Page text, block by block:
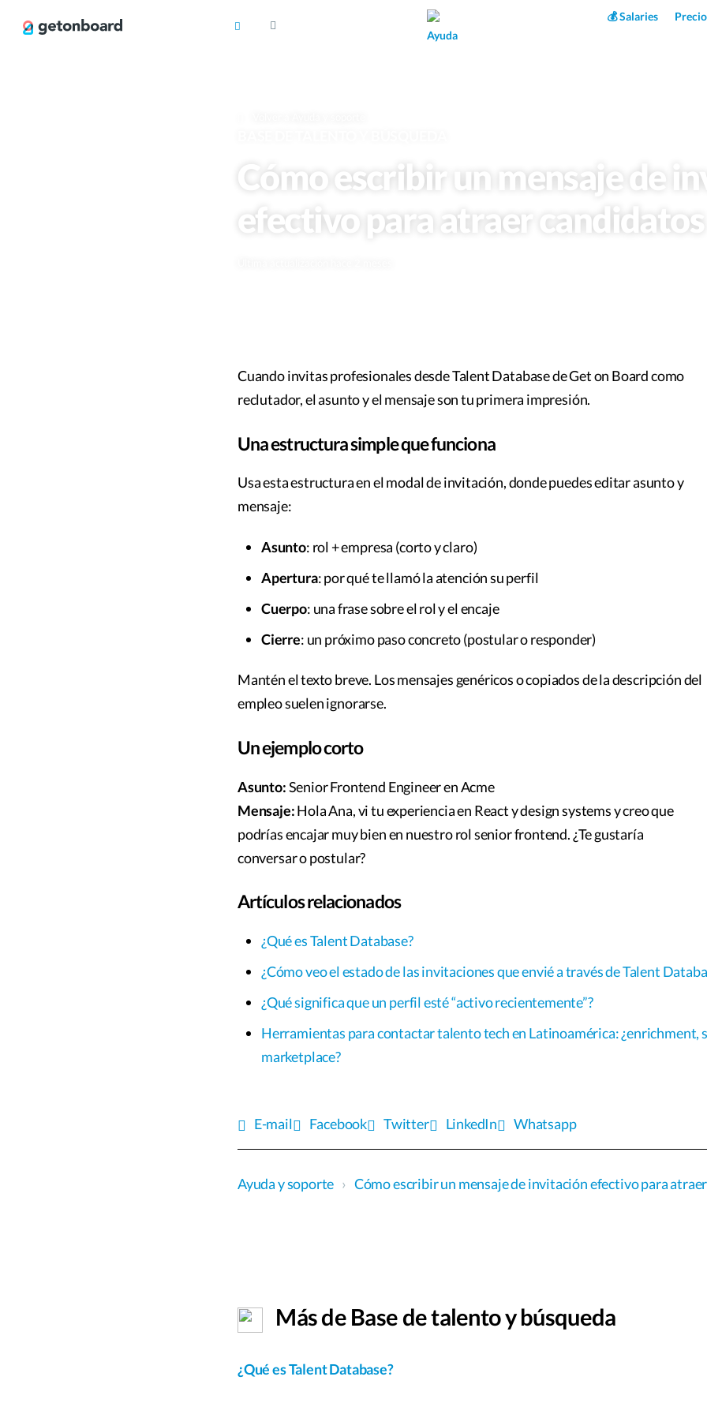
💰 Salaries
Ayuda
Cómo escribir un mensaje de
efectivo para atraer candidatos
Cuando invitas profesionales desde Talent Database de Get on Board como
reclutador, el asunto y el mensaje son tu primera impresión.
Una estructura simple que funciona
Usa esta estructura en el modal de invitación, donde puedes editar asunto y
mensaje:
Asunto: rol + empresa (corto y claro)
Apertura: por qué te llamó la atención su perfil
Cuerpo: una frase sobre el rol y el encaje
Cierre: un próximo paso concreto (postular o responder)
Mantén el texto breve. Los mensajes genéricos o copiados de la descripción del
empleo suelen ignorarse.
Un ejemplo corto
Asunto:Senior Frontend Engineer en Acme
Mensaje:Hola Ana, vi tu experiencia en React y design systems y creo que
podrías encajar muy bien en nuestro rol senior frontend. ¿Te gustaría
conversar o postular?
Artículos relacionados
¿Qué es Talent Database?
¿Cómo veo el estado de las invitaciones que envié a través de Talent
¿Qué significa que un perfil esté “activo recientemente”?
Herramientas para contactar talento tech en Latinoamérica: ¿enrichment,
marketplace?
E-mail Facebook Twitter LinkedIn Whatsapp
Ayuda y soporte › Cómo escribir un mensaje de invitación efectivo para
Más de Base de talento y búsqueda
¿Qué es Talent Database?